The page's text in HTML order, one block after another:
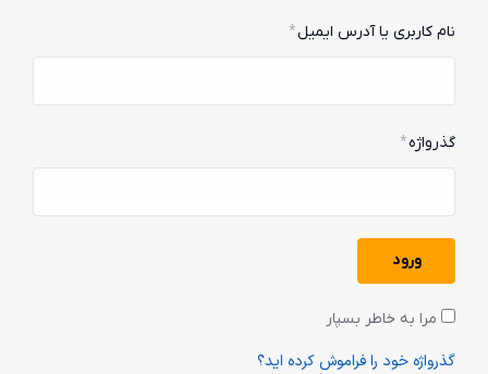
نام کاربری یا آدرس ایمیل*
گذرواژه*
ورود
مرا به خاطر بسپار
گذرواژه خود را فراموش کرده اید؟